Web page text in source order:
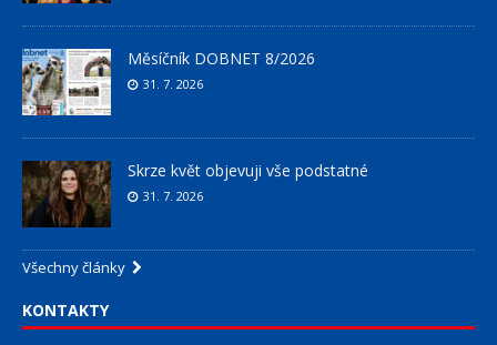
Měsíčník DOBNET 8/2026
31. 7. 2026
Skrze květ objevuji vše podstatné
31. 7. 2026
Všechny články
KONTAKTY